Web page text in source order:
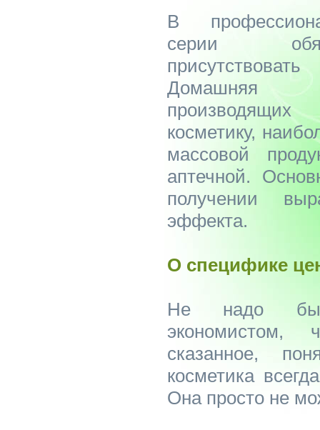
В
серии
Домашняя
косметику,
массовой
аптечной.
получении
эффекта.
О специфике
Не надо
экономистом,
сказанное,
косметика
Она просто не